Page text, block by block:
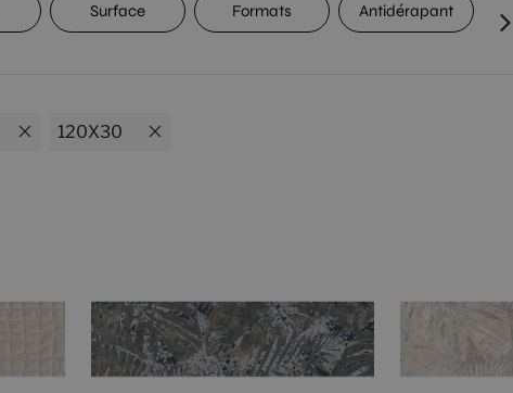
Surface Formats Antidérapant
120X30